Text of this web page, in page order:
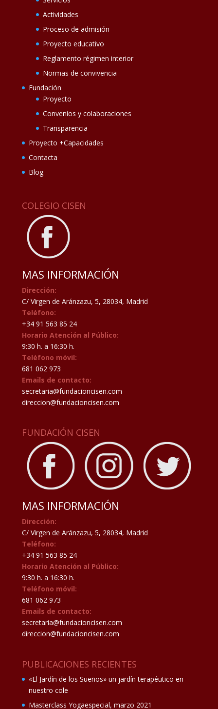
Actividades
Proceso de admisión
Proyecto educativo
Reglamento régimen interior
Normas de convivencia
Fundación
Proyecto
Convenios y colaboraciones
Transparencia
Proyecto +Capacidades
Contacta
Blog
COLEGIO CISEN
MAS INFORMACIÓN
Dirección:
C/ Virgen de Aránzazu, 5, 28034, Madrid
Teléfono:
+34 91 563 85 24
Horario Atención al Público:
9:30 h. a 16:30 h.
Teléfono móvil:
681 062 973
Emails de contacto:
secretaria@fundacioncisen.com
direccion@fundacioncisen.com
FUNDACIÓN CISEN
MAS INFORMACIÓN
Dirección:
C/ Virgen de Aránzazu, 5, 28034, Madrid
Teléfono:
+34 91 563 85 24
Horario Atención al Público:
9:30 h. a 16:30 h.
Teléfono móvil:
681 062 973
Emails de contacto:
secretaria@fundacioncisen.com
direccion@fundacioncisen.com
PUBLICACIONES RECIENTES
«El Jardín de los Sueños» un jardín terapéutico en
nuestro cole
Masterclass Yogaespecial, marzo 2021